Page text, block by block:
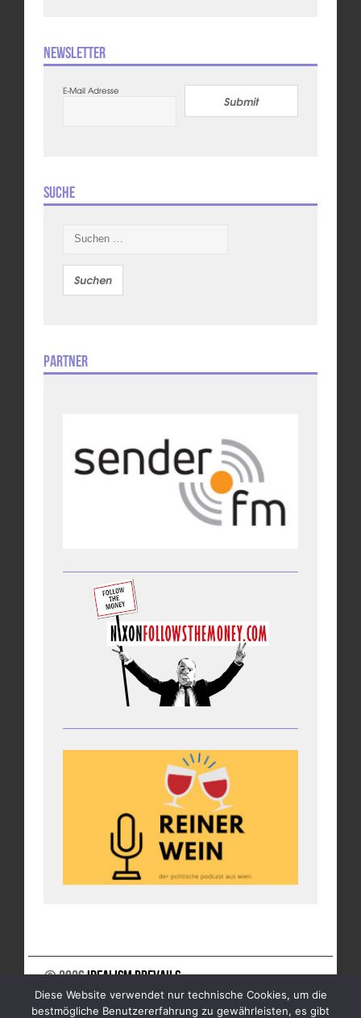
Newsletter
E-Mail Adresse
Submit
Suche
nach:
Partner
© 2026Idealism Prevails
UNTERSTÜTZE UNS
NEWSLETTER
IMPRESSUM
Diese Website verwendet nur technische Cookies, um die
bestmögliche Benutzererfahrung zu gewährleisten, es gibt